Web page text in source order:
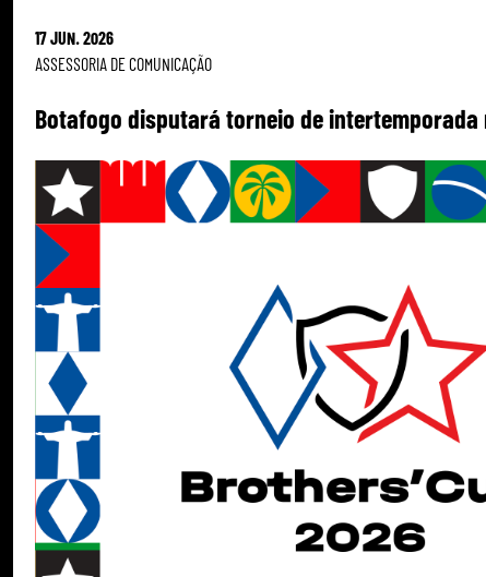
17 JUN. 2026
ASSESSORIA DE COMUNICAÇÃO
Botafogo disputará torneio de intertemporada